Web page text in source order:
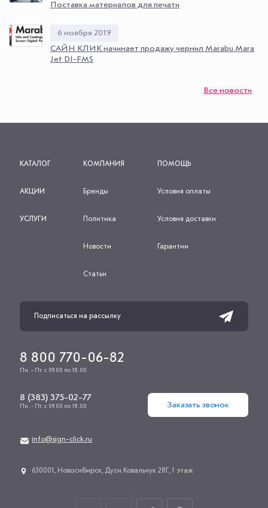
Поставка материалов для печати
6 ноября 2019
САЙН КЛИК начинает продажу чернил Marabu Mara
Jet DI-FMS
Все новости
КАТАЛОГ
АКЦИИ
УСЛУГИ
КОМПАНИЯ
Бренды
Политика
Новости
Статьи
ПОМОЩЬ
Условия оплаты
Условия доставки
Гарантии
8 800 770-06-82
Пн. - Пт. с 09.00 по 18.00
8 (383) 375-02-77
Пн. - Пт. с 09.00 по 18.00 Заказать звонок
info@sign-click.ru
​630001, Новосибирск, Дуси Ковальчук 28Г, 1 этаж